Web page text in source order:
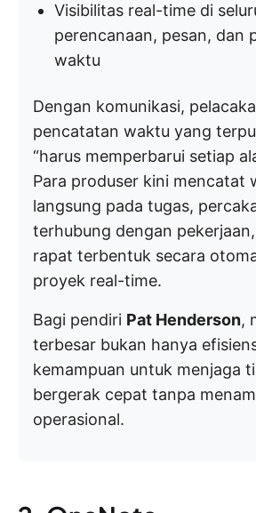
Visibilitas real-time di
perencanaan, pesan, dan
waktu
Dengan komunikasi,
pencatatan waktu yang
“harus memperbarui setiap
Para produser kini mencatat
langsung pada tugas,
terhubung dengan
rapat terbentuk secara
proyek real-time.
Bagi pendiri Pat Henderson,
terbesar bukan hanya
kemampuan untuk menjaga
bergerak cepat tanpa
operasional.